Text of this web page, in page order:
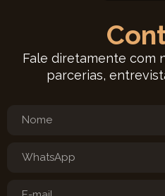
Fale diretamente com
parcerias,